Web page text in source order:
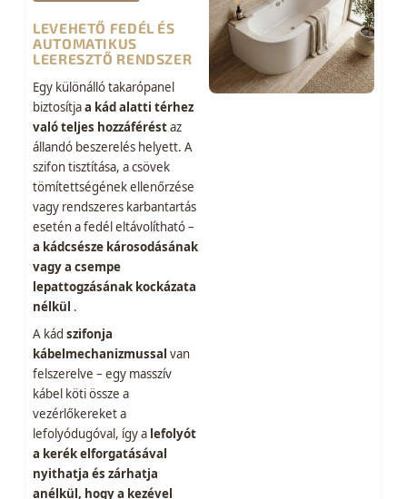
LEVEHETŐ FEDÉL ÉS
AUTOMATIKUS
LEERESZTŐ RENDSZER
Egy különálló takarópanel
biztosítjaa kád alatti térhez
való teljes hozzáféréstaz
állandó beszerelés helyett. A
szifon tisztítása, a csövek
tömítettségének ellenőrzése
vagy rendszeres karbantartás
esetén a fedél eltávolítható –
a kádcsésze károsodásának
vagy a csempe
lepattogzásának kockázata
nélkül .
A kád szifonja
kábelmechanizmussal van
felszerelve – egy masszív
kábel köti össze a
vezérlőkereket a
lefolyódugóval, így a lefolyót
a kerék elforgatásával
nyithatja és zárhatja
anélkül, hogy a kezével